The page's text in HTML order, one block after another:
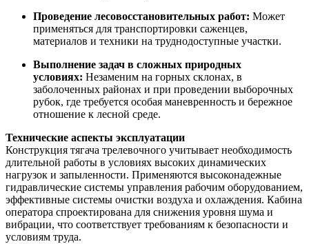
Проведение лесовосстановительных работ: Может
применяться для транспортировки саженцев,
материалов и техники на труднодоступные участки.
Выполнение задач в сложных природных
условиях: Незаменим на горных склонах, в
заболоченных районах и при проведении выборочных
рубок, где требуется особая маневренность и бережное
отношение к лесной среде.
Технические аспекты эксплуатации
Конструкция тягача трелевочного учитывает необходимость
длительной работы в условиях высоких динамических
нагрузок и запыленности. Применяются высоконадежные
гидравлические системы управления рабочим оборудованием,
эффективные системы очистки воздуха и охлаждения. Кабина
оператора спроектирована для снижения уровня шума и
вибрации, что соответствует требованиям к безопасности и
условиям труда.